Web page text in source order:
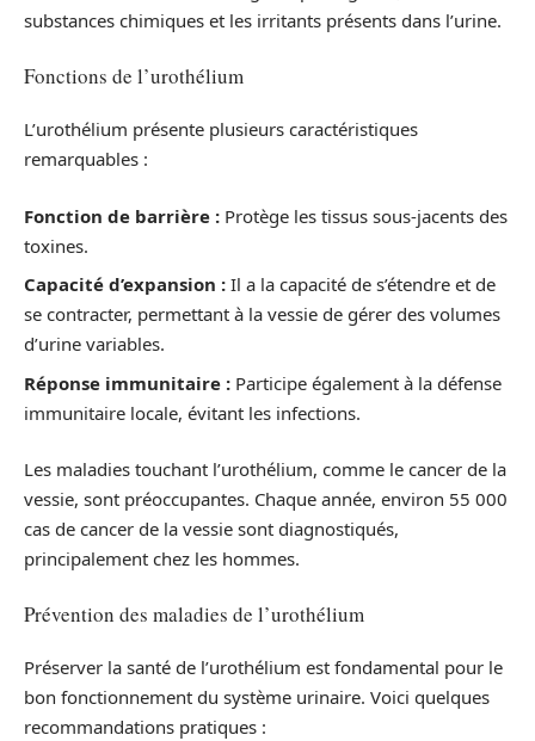
substances chimiques et les irritants présents dans l’urine.
Fonctions de l’urothélium
L’urothélium présente plusieurs caractéristiques
remarquables :
Fonction de barrière : Protège les tissus sous-jacents des
toxines.
Capacité d’expansion : Il a la capacité de s’étendre et de
se contracter, permettant à la vessie de gérer des volumes
d’urine variables.
Réponse immunitaire : Participe également à la défense
immunitaire locale, évitant les infections.
Les maladies touchant l’urothélium, comme le cancer de la
vessie, sont préoccupantes. Chaque année, environ 55 000
cas de cancer de la vessie sont diagnostiqués,
principalement chez les hommes.
Prévention des maladies de l’urothélium
Préserver la santé de l’urothélium est fondamental pour le
bon fonctionnement du système urinaire. Voici quelques
recommandations pratiques :